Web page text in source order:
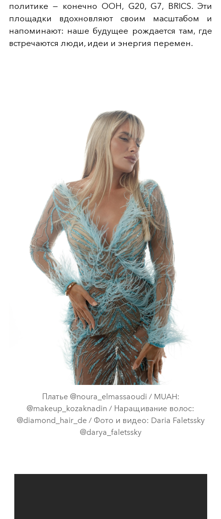
политике — конечно ООН, G20, G7, BRICS. Эти
площадки вдохновляют своим масштабом и
напоминают: наше будущее рождается там, где
встречаются люди, идеи и энергия перемен.
Платье @noura_elmassaoudi / MUAH:
@makeup_kozaknadin / Наращивание волос:
@diamond_hair_de / Фото и видео: Daria Faletssky
@darya_faletssky